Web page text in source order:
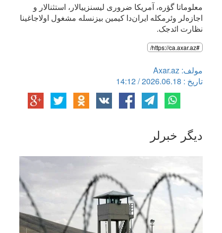
معلوماتا گؤره، آمریکا ضروری لیسنزییالار، استثنالار و
اجازه‌لر وئرمکله ایران‌دا کیمین بیزنسله مشغول اولاجاغینا
نظارت ائد‌جک.
#https://ca.axar.az/
مولف: Axar.az
تاریخ : 2026.06.18 / 14:12
دیگر خبرلر